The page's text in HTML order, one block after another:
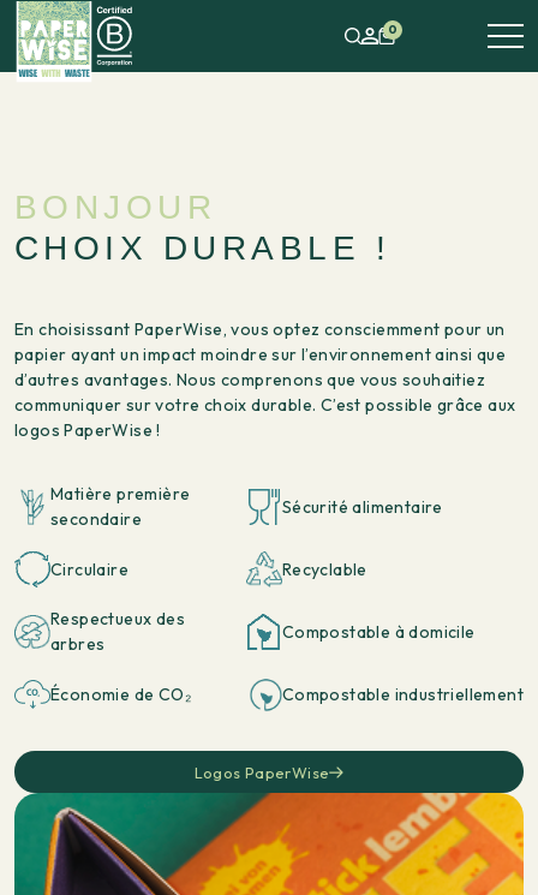
0
BONJOUR
CHOIX DURABLE !
En choisissant PaperWise, vous optez consciemment pour un
papier ayant un impact moindre sur l’environnement ainsi que
d’autres avantages. Nous comprenons que vous souhaitiez
communiquer sur votre choix durable. C’est possible grâce aux
logos PaperWise !
Matière première
secondaire
Sécurité alimentaire
Circulaire Recyclable
Respectueux des
arbres
Compostable à domicile
Économie de CO₂ Compostable industriellement
Logos PaperWise